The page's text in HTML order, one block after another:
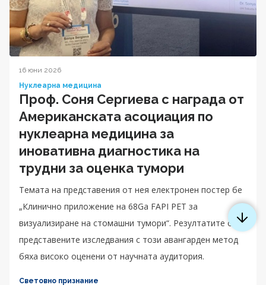
16 юни 2026
Нуклеарна медицина
Проф. Соня Сергиева с награда от
Американската асоциация по
нуклеарна медицина за
иновативна диагностика на
трудни за оценка тумори
Темата на представения от нея електронен постер бе
„Клинично приложение на 68Ga FAPI PET за
визуализиране на стомашни тумори“. Резултатите от
представените изследвания с този авангарден метод
бяха високо оценени от научната аудитория.
Световно признание